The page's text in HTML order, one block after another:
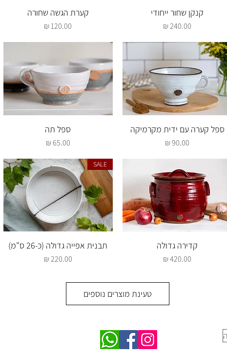
תצוגה מהירה
קנקן שחור ייחודי
מחיר
תצוגה מהירה
קערת הגשה שחורה
מחיר
תצוגה מהירה
ספל קערה עם ידית מקרמיקה
מחיר
תצוגה מהירה
ספל תה
מחיר
תצוגה מהירה
קדירה גדולה
מחיר
תצוגה מהירה
SALE
תבנית אפייה גדולה (כ-26 ס"מ)
מחיר
טעינת מוצרים נוספים